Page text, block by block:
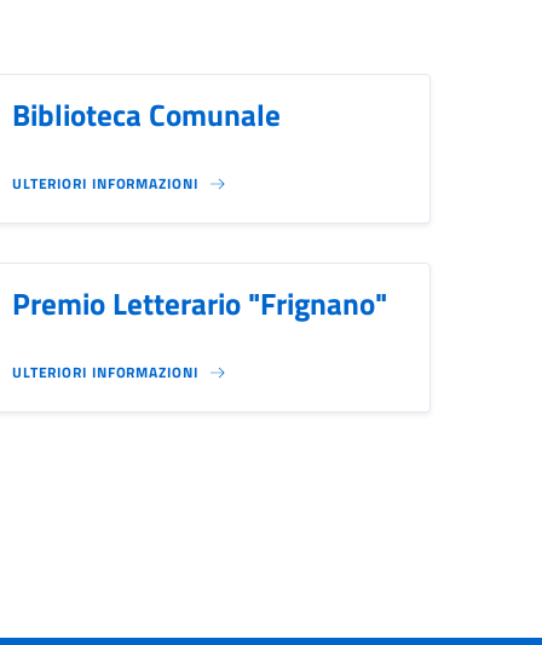
Biblioteca Comunale
ULTERIORI INFORMAZIONI
Premio Letterario "Frignano"
ULTERIORI INFORMAZIONI